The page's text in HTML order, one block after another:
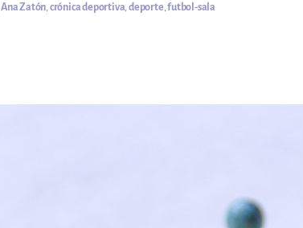
Ana Zatón,crónica deportiva,deporte,futbol-sala